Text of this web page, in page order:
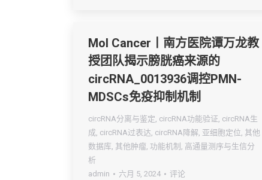
Mol Cancer丨南方医院谭万龙教
授团队揭示膀胱癌来源的
circRNA_0013936调控PMN-
MDSCs免疫抑制机制
circRNA分离与鉴定, circRNA功能验证, circRNA生
成, circRNA过表达, circRNA降解, 亚细胞定位, 其他
数据库, 其他肿瘤, 功能机制 , 高通量测序与生信分
析
admin
六月 5, 2024 评论